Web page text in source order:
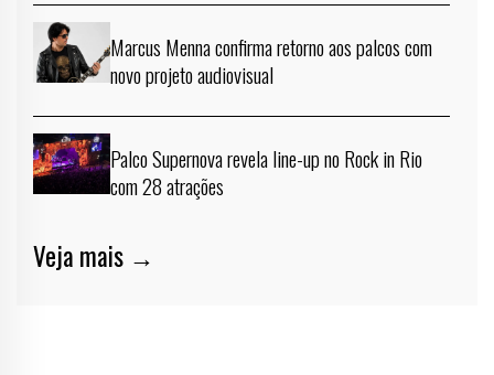
Marcus Menna confirma retorno aos palcos com
novo projeto audiovisual
Palco Supernova revela line-up no Rock in Rio
com 28 atrações
Veja mais →